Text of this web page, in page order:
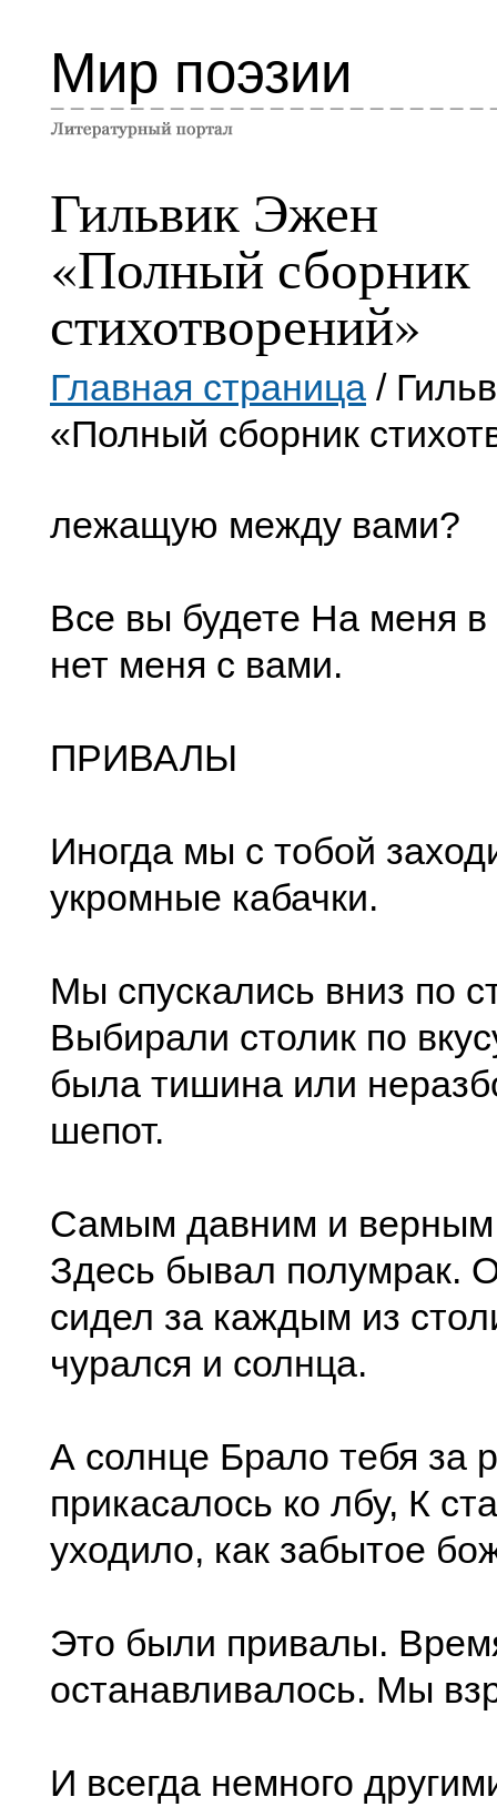
Мир поэзии
Гильвик Эжен
«Полный сборник
стихотворений»
Главная страница /
«Полный сборник
лежащую между вами?
Все вы будете На меня
нет меня с вами.
ПРИВАЛЫ
Иногда мы с тобой
укромные кабачки.
Мы спускались вниз по
Выбирали столик по
была тишина или
шепот.
Самым давним и верным
Здесь бывал полумрак.
сидел за каждым из
чурался и солнца.
А солнце Брало тебя за
прикасалось ко лбу, К
уходило, как забытое
Это были привалы.
останавливалось. Мы
И всегда немного